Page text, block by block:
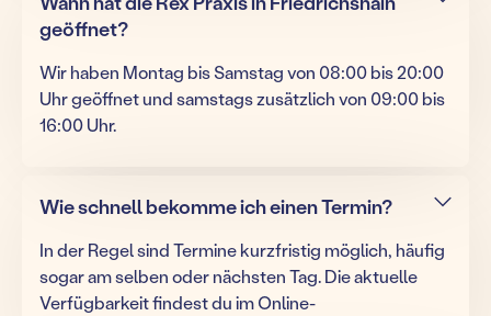
geöffnet?
Wir haben Montag bis Samstag von 08:00 bis 20:00
Uhr geöffnet und samstags zusätzlich von 09:00 bis
16:00 Uhr.
Wie schnell bekomme ich einen Termin?
In der Regel sind Termine kurzfristig möglich, häufig
sogar am selben oder nächsten Tag. Die aktuelle
Verfügbarkeit findest du im Online-